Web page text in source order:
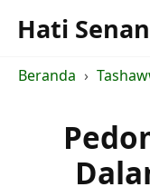
Hati
Beranda